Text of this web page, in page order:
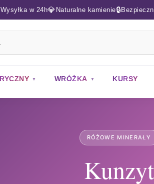
Wysyłka w 24h💎 Naturalne kamienie🔒
WRÓŻKA KURSY
RÓŻOWE MINERAŁY
Kunzyt